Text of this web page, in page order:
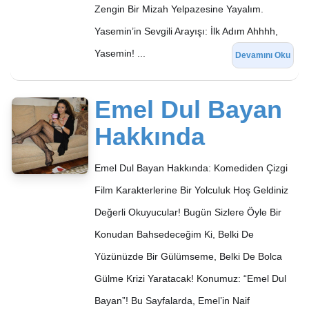
Zengin Bir Mizah Yelpazesine Yayalım.
Yasemin’in Sevgili Arayışı: İlk Adım Ahhhh,
Yasemin! ...
Devamını Oku
Emel Dul Bayan
Hakkında
Emel Dul Bayan Hakkında: Komediden Çizgi
Film Karakterlerine Bir Yolculuk Hoş Geldiniz
Değerli Okuyucular! Bugün Sizlere Öyle Bir
Konudan Bahsedeceğim Ki, Belki De
Yüzünüzde Bir Gülümseme, Belki De Bolca
Gülme Krizi Yaratacak! Konumuz: “Emel Dul
Bayan”! Bu Sayfalarda, Emel’in Naif